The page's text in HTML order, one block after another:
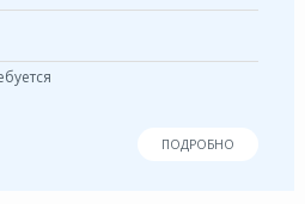
ПОДРОБНО